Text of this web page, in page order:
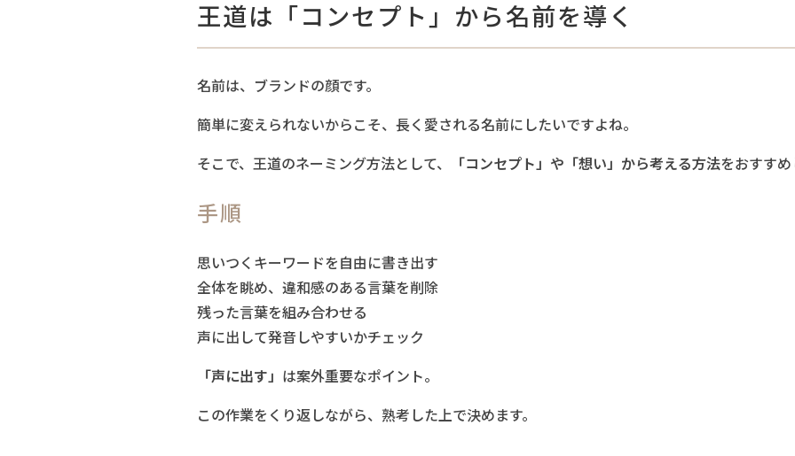
王道は「コンセプト」から名前を導く
名前は、ブランドの顔です。
簡単に変えられないからこそ、長く愛される名前にしたいですよね。
そこで、王道のネーミング方法として、
「コンセプト」や「想い」から考える方法をおすす
手順
思いつくキーワードを自由に書き出す
全体を眺め、違和感のある言葉を削除
残った言葉を組み合わせる
声に出して発音しやすいかチェック
「声に出す」 は案外重要なポイント。
この作業をくり返しながら、熟考した上で決めます。